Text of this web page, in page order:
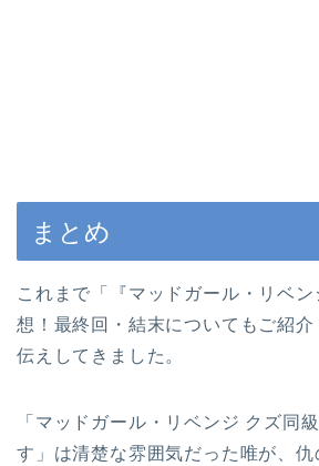
まとめ
これまで「『マッドガール・リベ
想！最終回・結末についてもご紹
伝えしてきました。
「マッドガール・リベンジ クズ同
す」は清楚な雰囲気だった唯が、仇